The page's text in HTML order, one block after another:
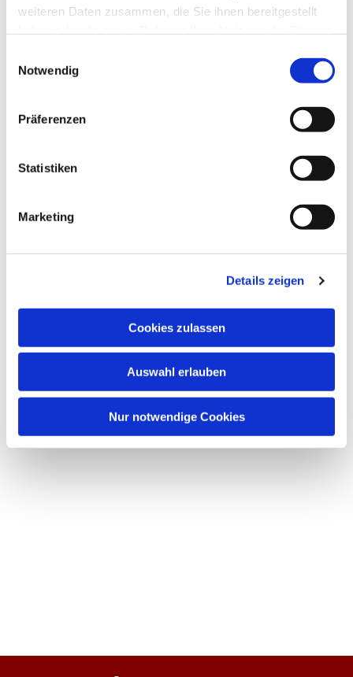
weiteren Daten zusammen, die Sie ihnen bereitgestellt
Notwendig
Präferenzen
Statistiken
Marketing
Details zeigen
Cookies zulassen
Auswahl erlauben
Nur notwendige Cookies